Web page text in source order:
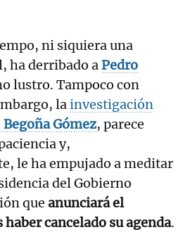
ni siquiera una
ha derribado aPedro
lustro. Tampoco con
lainvestigación
Begoña Gómez, parece
y,
le ha empujado a meditar
del Gobierno
que anunciará el
cancelado su agenda.